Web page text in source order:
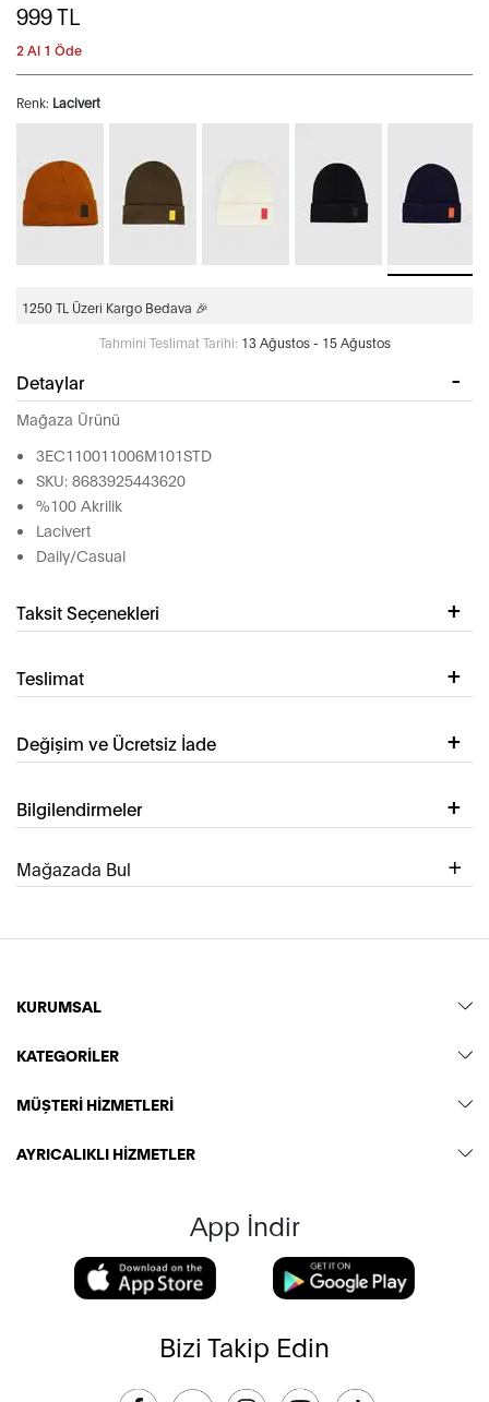
999TL
2 Al 1 Öde
Renk: Lacivert
1250 TL Üzeri Kargo Bedava 🎉
Tahmini Teslimat Tarihi: 13 Ağustos - 15 Ağustos
Detaylar
Mağaza Ürünü
3EC110011006M101STD
SKU: 8683925443620
%100 Akrilik
Lacivert
Daily/Casual
Taksit Seçenekleri
Teslimat
Değişim ve Ücretsiz İade
Bilgilendirmeler
Mağazada Bul
KURUMSAL
KATEGORİLER
MÜŞTERİ HİZMETLERİ
AYRICALIKLI HİZMETLER
App İndir
Bizi Takip Edin